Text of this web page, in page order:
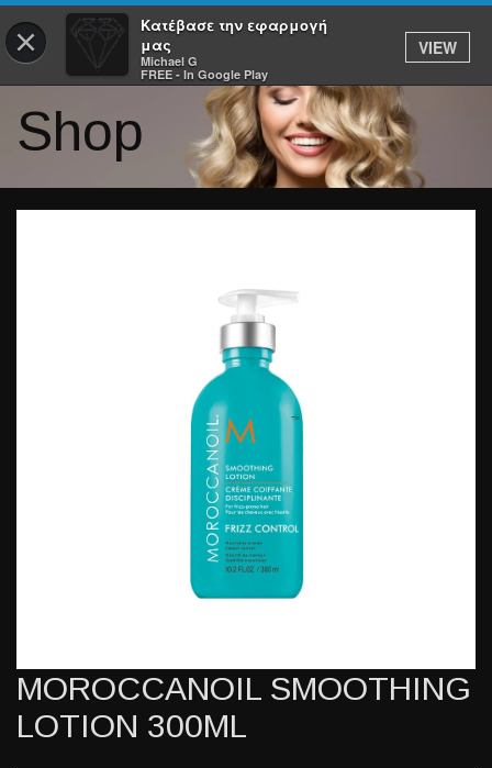
×
Κατέβασε την εφαρμογή
μας
Michael G
FREE - In Google Play
VIEW
Shop
MOROCCANOIL SMOOTHING
LOTION 300ML